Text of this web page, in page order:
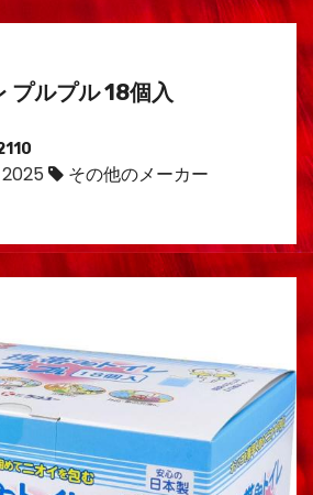
プルプル 18個入
2025 その他のメーカー